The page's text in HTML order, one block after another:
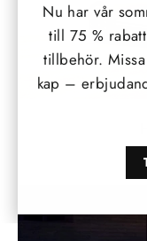
Nu har vår
till 75 %
tillbehör.
kap –